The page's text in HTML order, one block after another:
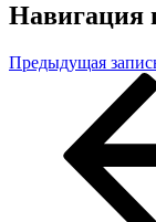
Навигация
Предыдущая